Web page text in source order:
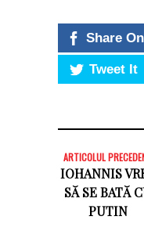
Share
Tweet It
ARTICOLUL
IOHANNIS
SĂ SE BATĂ
PUTIN